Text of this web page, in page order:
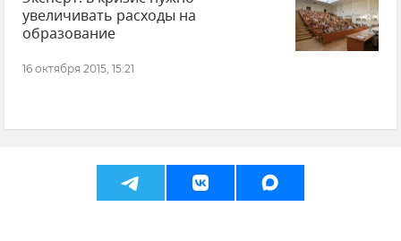
увеличивать расходы на
образование
16 октября 2015, 15:21